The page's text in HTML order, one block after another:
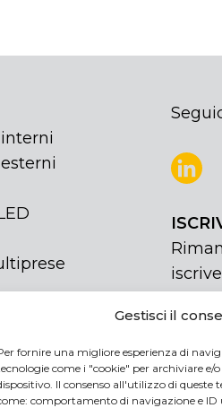
Gestisci il
fornire una migliore esperienza di
come i "cookie" per archiviare e/
Il consenso all'utilizzo di queste
comportamento di navigazione e
If
are